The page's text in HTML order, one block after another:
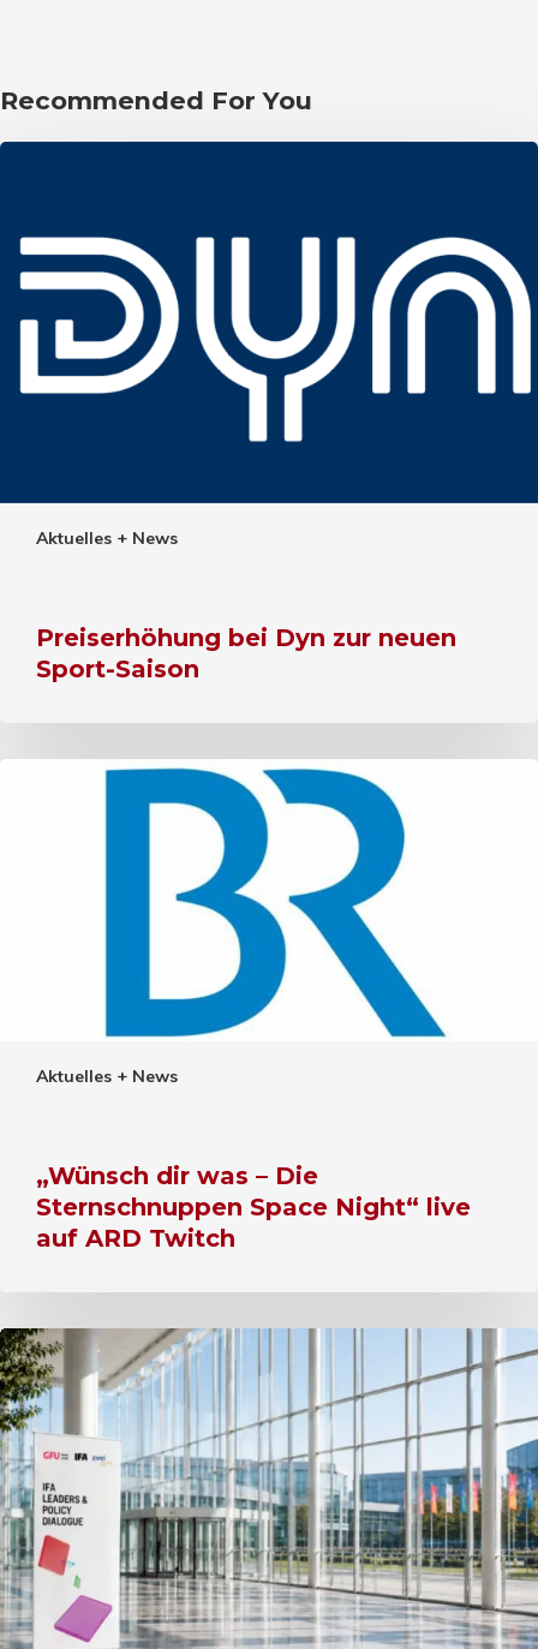
Recommended For You
Aktuelles + News
Preiserhöhung bei Dyn zur neuen
Sport-Saison
Aktuelles + News
„Wünsch dir was – Die
Sternschnuppen Space Night“ live
auf ARD Twitch